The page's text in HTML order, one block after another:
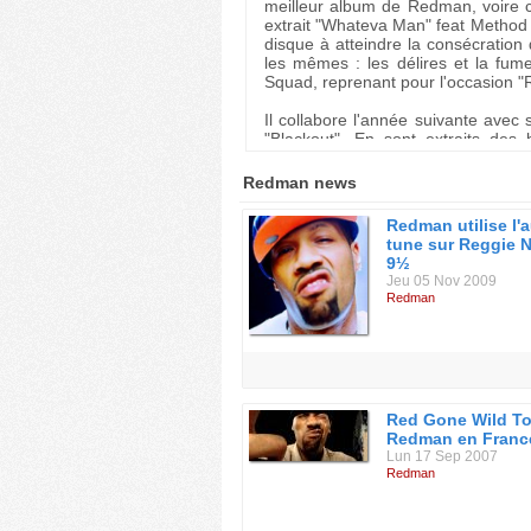
meilleur album de Redman, voire
extrait "Whateva Man" feat
disque à atteindre la
les mêmes : les délires et la
Squad, reprenant pour l'occasion
Il collabore l'année suivante avec
"Blackout". En sont extraits des
2001, avec "Malpractice", boudé
Redman part ensuite en
international. Il fait des apparitions
au punk : Gorillaz ("Gorillaz On
("Get It Started Remix"),
RMX") et le groupe de rap
première mixtape officielle "Ill
accompagné du producteur
label Def Jam, "Red Gone Wild"
Biographie de Lucky Joe Bananas
Redman news
Redman utilise
tune sur Reggie
9½
Jeu 05 Nov 2009
Redman
Red Gone Wild
Redman en
Lun 17 Sep 2007
Redman